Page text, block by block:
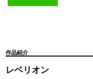
作品紹介
レベリオン